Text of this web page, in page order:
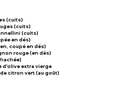
(cuits)
(cuits)
(cuits)
en dés)
coupé en dés)
rouge (en dés)
d'olive extra vierge
citron vert (au goût)